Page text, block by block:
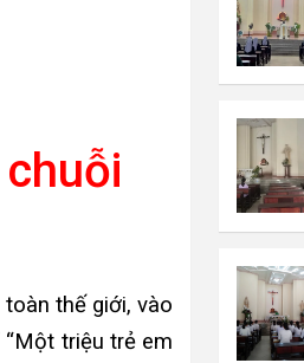
thế giới, vào
triệu trẻ em